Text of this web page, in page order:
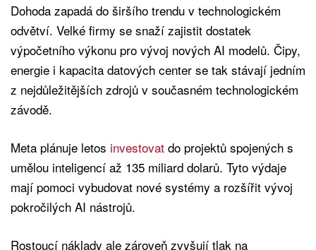
Dohoda zapadá do širšího trendu v technologickém
odvětví. Velké firmy se snaží zajistit dostatek
výpočetního výkonu pro vývoj nových AI modelů. Čipy,
energie i kapacita datových center se tak stávají jedním
z nejdůležitějších zdrojů v současném technologickém
závodě.
Meta plánuje letos investovat do projektů spojených s
umělou inteligencí až 135 miliard dolarů. Tyto výdaje
mají pomoci vybudovat nové systémy a rozšířit vývoj
pokročilých AI nástrojů.
Rostoucí náklady ale zároveň zvyšují tlak na